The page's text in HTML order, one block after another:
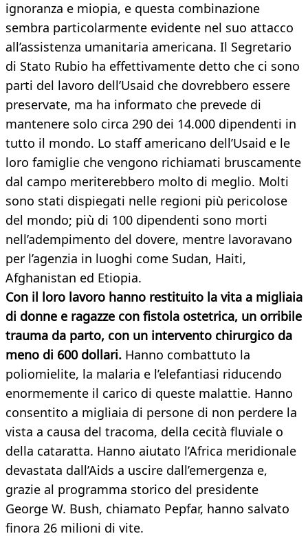
ignoranza e miopia, e questa combinazione
sembra particolarmente evidente nel suo attacco
all’assistenza umanitaria americana. Il Segretario
di Stato Rubio ha effettivamente detto che ci sono
parti del lavoro dell’Usaid che dovrebbero essere
preservate, ma ha informato che prevede di
mantenere solo circa 290 dei 14.000 dipendenti in
tutto il mondo. Lo staff americano dell’Usaid e le
loro famiglie che vengono richiamati bruscamente
dal campo meriterebbero molto di meglio. Molti
sono stati dispiegati nelle regioni più pericolose
del mondo; più di 100 dipendenti sono morti
nell’adempimento del dovere, mentre lavoravano
per l’agenzia in luoghi come Sudan, Haiti,
Afghanistan ed Etiopia.
Con il loro lavoro hanno restituito la vita a migliaia
di donne e ragazze con fistola ostetrica, un orribile
trauma da parto, con un intervento chirurgico da
meno di 600 dollari. Hanno combattuto la
poliomielite, la malaria e l’elefantiasi riducendo
enormemente il carico di queste malattie. Hanno
consentito a migliaia di persone di non perdere la
vista a causa del tracoma, della cecità fluviale o
della cataratta. Hanno aiutato l’Africa meridionale
devastata dall’Aids a uscire dall’emergenza e,
grazie al programma storico del presidente
George W. Bush, chiamato Pepfar, hanno salvato
finora 26 milioni di vite.